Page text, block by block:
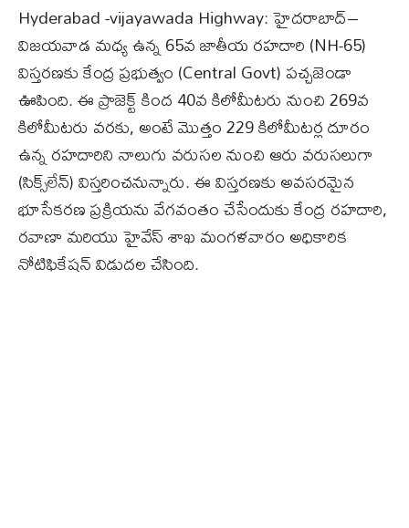
Hyderabad -vijayawada Highway: హైదరాబాద్‌–
విజయవాడ మధ్య ఉన్న 65వ జాతీయ రహదారి (NH-65)
విస్తరణకు కేంద్ర ప్రభుత్వం (Central Govt) పచ్చజెండా
ఊపింది. ఈ ప్రాజెక్ట్‌ కింద 40వ కిలోమీటరు నుంచి 269వ
కిలోమీటరు వరకు, అంటే మొత్తం 229 కిలోమీటర్ల దూరం
ఉన్న రహదారిని నాలుగు వరుసల నుంచి ఆరు వరుసలుగా
(సిక్స్‌లేన్‌) విస్తరించనున్నారు. ఈ విస్తరణకు అవసరమైన
భూసేకరణ ప్రక్రియను వేగవంతం చేసేందుకు కేంద్ర రహదారి,
రవాణా మరియు హైవేస్‌ శాఖ మంగళవారం అధికారిక
నోటిఫికేషన్‌ విడుదల చేసింది.